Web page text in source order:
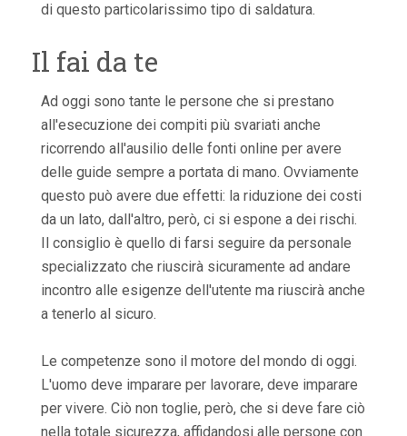
di questo particolarissimo tipo di saldatura.
Il fai da te
Ad oggi sono tante le persone che si prestano
all'esecuzione dei compiti più svariati anche
ricorrendo all'ausilio delle fonti online per avere
delle guide sempre a portata di mano. Ovviamente
questo può avere due effetti: la riduzione dei costi
da un lato, dall'altro, però, ci si espone a dei rischi.
Il consiglio è quello di farsi seguire da personale
specializzato che riuscirà sicuramente ad andare
incontro alle esigenze dell'utente ma riuscirà anche
a tenerlo al sicuro.
Le competenze sono il motore del mondo di oggi.
L'uomo deve imparare per lavorare, deve imparare
per vivere. Ciò non toglie, però, che si deve fare ciò
nella totale sicurezza, affidandosi alle persone con